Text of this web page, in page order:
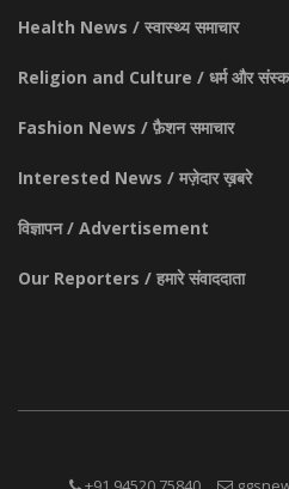
Health News / स्वास्थ्य समाचार
Religion and Culture / धर्म और
Fashion News / फ़ैशन समाचार
Interested News / मज़ेदार ख़बरे
विज्ञापन / Advertisement
Our Reporters / हमारे संवाददाता